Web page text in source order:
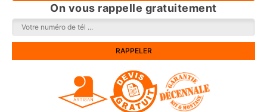
On vous rappelle gratuitement